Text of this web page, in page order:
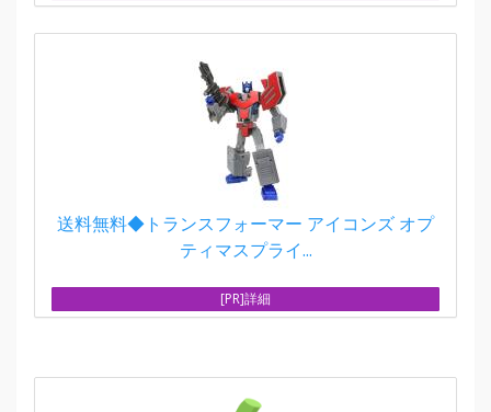
送料無料◆トランスフォーマー アイコンズ オプ
ティマスプライ...
[PR]詳細